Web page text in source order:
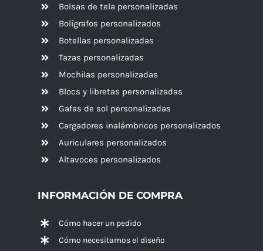
Bolsas de tela personalizadas
Bolígrafos personalizados
Botellas personalizadas
Tazas personalizadas
Mochilas personalizadas
Blocs y libretas personalizadas
Gafas de sol personalizadas
Cargadores inalámbricos personalizados
Auriculares personalizados
Altavoces personalizados
INFORMACIÓN DE COMPRA
Cómo hacer un pedido
Cómo necesitamos el diseño